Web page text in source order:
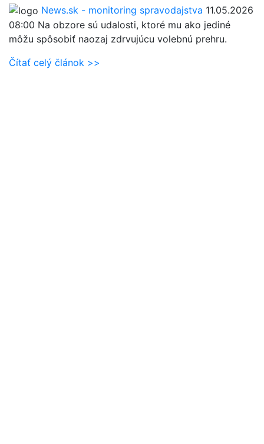
News.sk - monitoring spravodajstva 11.05.2026
08:00 Na obzore sú udalosti, ktoré mu ako jediné
môžu spôsobiť naozaj zdrvujúcu volebnú prehru.
Čítať celý článok >>